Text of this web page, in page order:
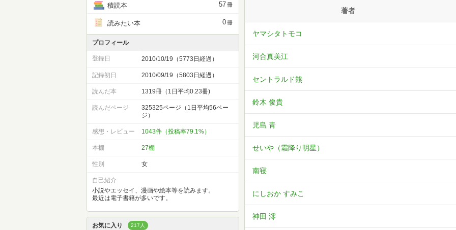
積読本 57冊
読みたい本 0冊
プロフィール
登録日 2010/10/19（5773日経過）
記録初日 2010/09/19（5803日経過）
読んだ本 1319冊（1日平均0.23冊)
読んだページ
325325ページ（1日平均56ペー
ジ）
感想・レビュー 1043件（投稿率79.1%）
本棚 27棚
性別 女
自己紹介
小説やエッセイ、漫画や絵本等を読みます。
最近は電子書籍が多いです。
お気に入り 217人
著者
ヤマシタトモコ
河合真美江
セントラルド熊
鈴木 俊貴
児島 青
せいや（霜降り明星）
南寝
にしおか すみこ
神田 澪